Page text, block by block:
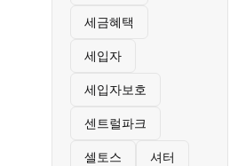
세금혜택
세입자
세입자보호
센트럴파크
셀토스 셔터